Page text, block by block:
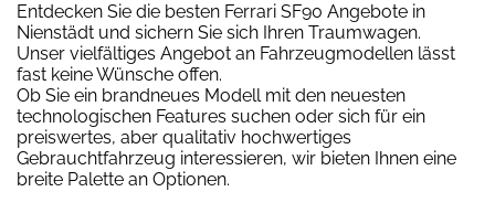
Entdecken Sie die besten Ferrari SF90 Angebote in
Nienstädt und sichern Sie sich Ihren Traumwagen.
Unser vielfältiges Angebot an Fahrzeugmodellen lässt
fast keine Wünsche offen.
Ob Sie ein brandneues Modell mit den neuesten
technologischen Features suchen oder sich für ein
preiswertes, aber qualitativ hochwertiges
Gebrauchtfahrzeug interessieren, wir bieten Ihnen eine
breite Palette an Optionen.